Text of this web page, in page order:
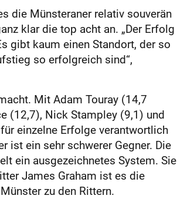
die Münsteraner relativ souverän
klar die top acht an. „Der Erfolg
gibt kaum einen Standort, der so
so erfolgreich sind“,
Mit Adam Touray (14,7
(12,7), Nick Stampley (9,1) und
einzelne Erfolge verantwortlich
ist ein sehr schwerer Gegner. Die
ein ausgezeichnetes System. Sie
James Graham ist es die
zu den Rittern.